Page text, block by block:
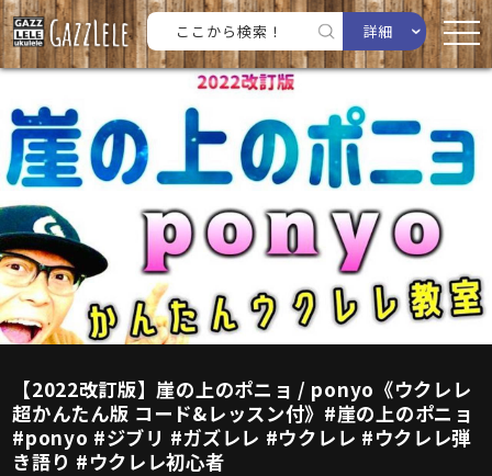
詳細
【2022改訂版】崖の上のポニョ / ponyo《ウクレレ
超かんたん版 コード&レッスン付》#崖の上のポニョ
#ponyo #ジブリ #ガズレレ #ウクレレ #ウクレレ弾
き語り #ウクレレ初心者